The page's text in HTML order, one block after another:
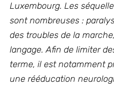
Luxembourg. Les
sont nombreuses :
des troubles de la
langage. Afin de limiter
terme, il est notamment
une rééducation